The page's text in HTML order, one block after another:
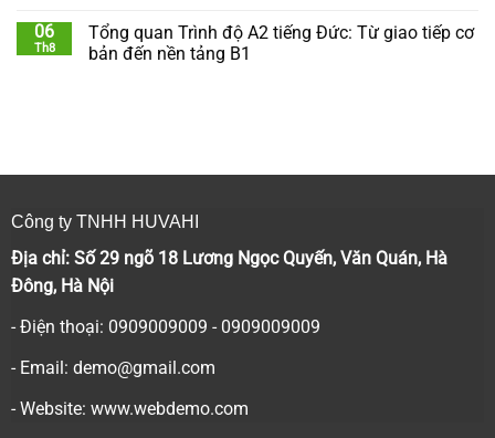
06
Th8
Tổng quan Trình độ A2 tiếng Đức: Từ giao tiếp cơ
bản đến nền tảng B1
Công ty TNHH HUVAHI
Địa chỉ: Số 29 ngõ 18 Lương Ngọc Quyến, Văn Quán, Hà
Đông, Hà Nội
- Điện thoại: 0909009009 - 0909009009
- Email: demo@gmail.com
- Website: www.webdemo.com